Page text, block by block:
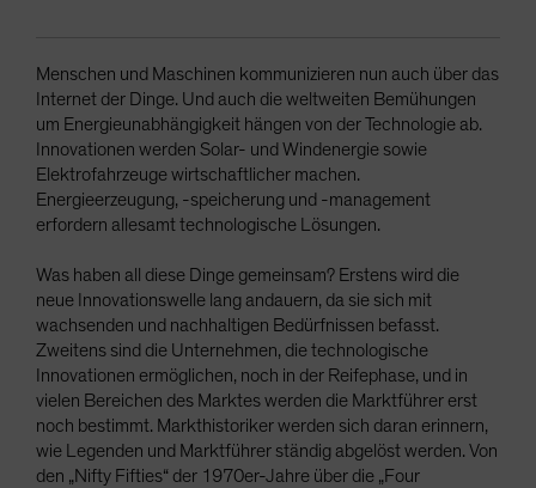
Menschen und Maschinen kommunizieren nun auch über das
Internet der Dinge. Und auch die weltweiten Bemühungen
um Energieunabhängigkeit hängen von der Technologie ab.
Innovationen werden Solar- und Windenergie sowie
Elektrofahrzeuge wirtschaftlicher machen.
Energieerzeugung, -speicherung und -management
erfordern allesamt technologische Lösungen.
Was haben all diese Dinge gemeinsam? Erstens wird die
neue Innovationswelle lang andauern, da sie sich mit
wachsenden und nachhaltigen Bedürfnissen befasst.
Zweitens sind die Unternehmen, die technologische
Innovationen ermöglichen, noch in der Reifephase, und in
vielen Bereichen des Marktes werden die Marktführer erst
noch bestimmt. Markthistoriker werden sich daran erinnern,
wie Legenden und Marktführer ständig abgelöst werden. Von
den „Nifty Fifties“ der 1970er-Jahre über die „Four